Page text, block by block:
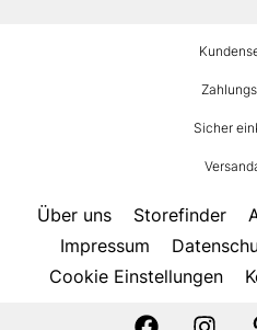
Sicher
Über uns Storefinder
Impressum
Cookie Einstellungen